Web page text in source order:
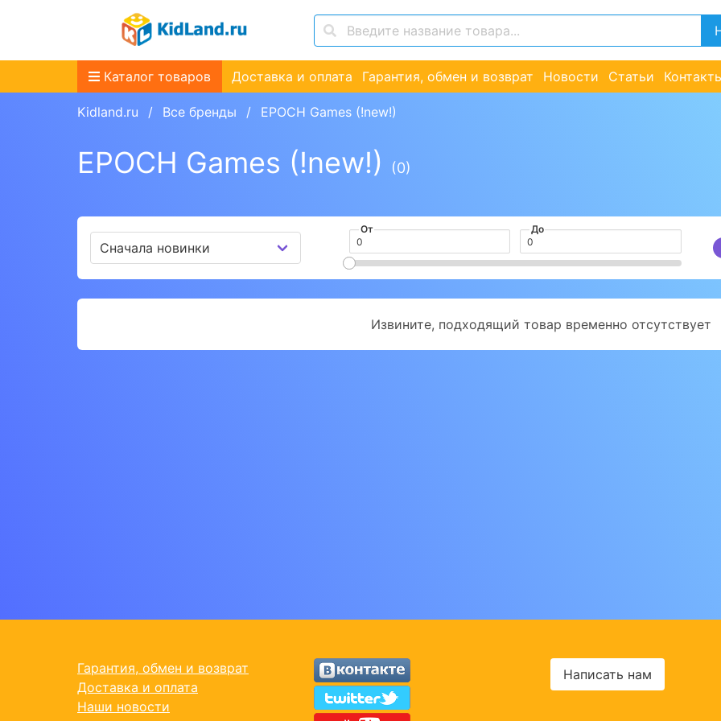
Каталог товаров Доставка и оплата Гарантия, обмен и возврат Новости Статьи
Kidland.ru Все бренды EPOCH Games (!new!)
EPOCH Games (!new!) (0)
От До
Извините, подходящий товар временно отсутствует
Гарантия, обмен и возврат
Доставка и оплата
Наши новости
Написать нам